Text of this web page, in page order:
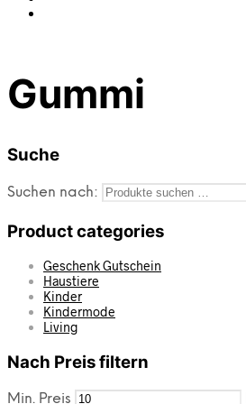
Gummi
Suche
Suchen nach:
Product categories
Geschenk Gutschein
Haustiere
Kinder
Kindermode
Living
Nach Preis filtern
Min. Preis